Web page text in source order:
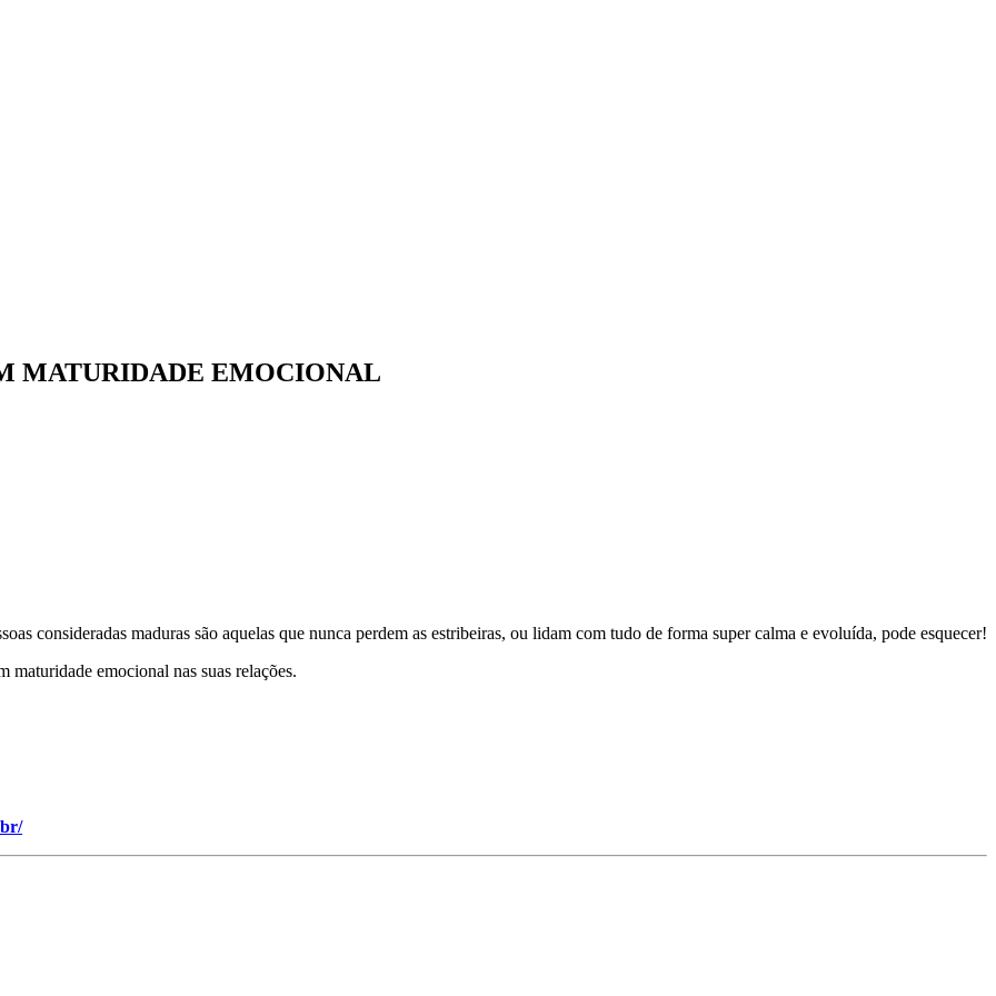
MATURIDADE EMOCIONAL
consideradas maduras são aquelas que nunca perdem as estribeiras, ou lidam com tudo de forma super calma e evoluída, pode esquecer!
emocional nas suas relações.